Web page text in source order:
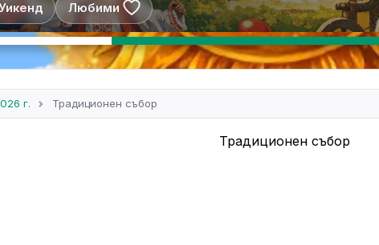
Любими
г. Традиционен събор